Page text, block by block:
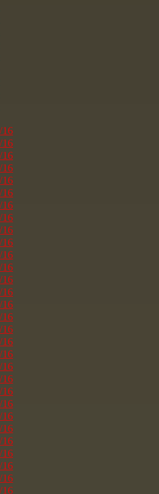
16
16
16
16
16
16
16
16
16
16
16
16
16
16
16
16
16
16
16
16
16
16
16
16
16
16
16
16
16
16